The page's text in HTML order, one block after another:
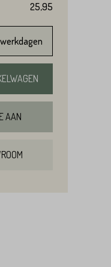
25,95
AAN